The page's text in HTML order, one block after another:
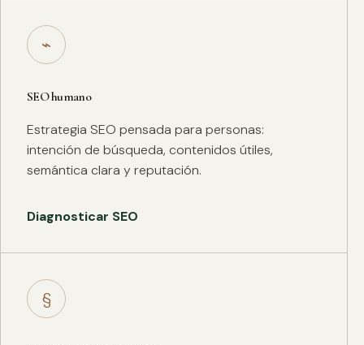
⌁
SEO humano
Estrategia SEO pensada para personas:
intención de búsqueda, contenidos útiles,
semántica clara y reputación.
Diagnosticar SEO
§